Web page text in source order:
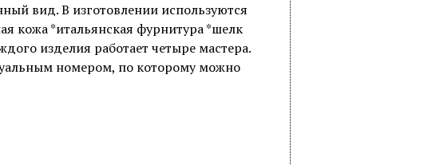
вид. В изготовлении используются
кожа *итальянская фурнитура *шелк
изделия работает четыре мастера.
номером, по которому можно